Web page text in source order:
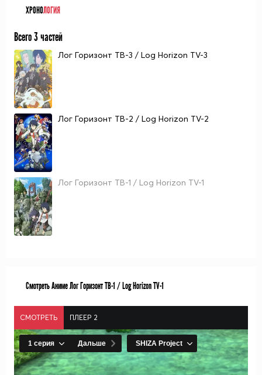
ХРОНОЛОГИЯ
Всего 3 частей
Лог Горизонт ТВ-3 / Log Horizon TV-3
Лог Горизонт ТВ-2 / Log Horizon TV-2
Лог Горизонт ТВ-1 / Log Horizon TV-1
Смотреть Аниме Лог Горизонт ТВ-1 / Log Horizon TV-1
СМОТРЕТЬ ПЛЕЕР 2